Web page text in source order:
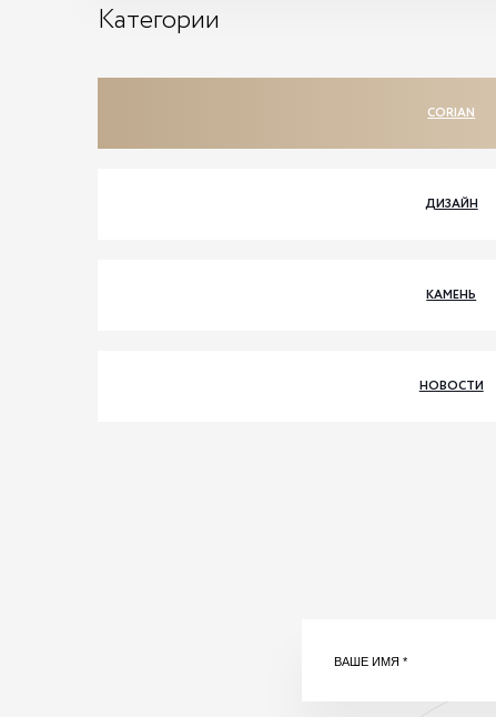
Категории
CORIAN
ДИЗАЙН
КАМЕНЬ
НОВОСТИ